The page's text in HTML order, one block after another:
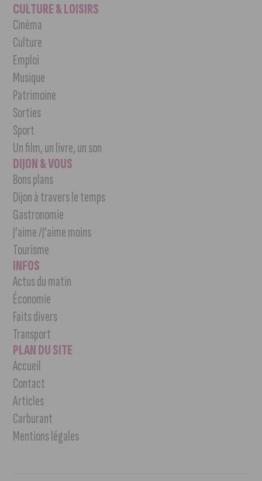
CULTURE & LOISIRS
Cinéma
Culture
Emploi
Musique
Patrimoine
Sorties
Sport
Un film, un livre, un son
DIJON & VOUS
Bons plans
Dijon à travers le temps
Gastronomie
J’aime /J’aime moins
Tourisme
INFOS
Actus du matin
Économie
Faits divers
Transport
PLAN DU SITE
Accueil
Contact
Articles
Carburant
Mentions légales